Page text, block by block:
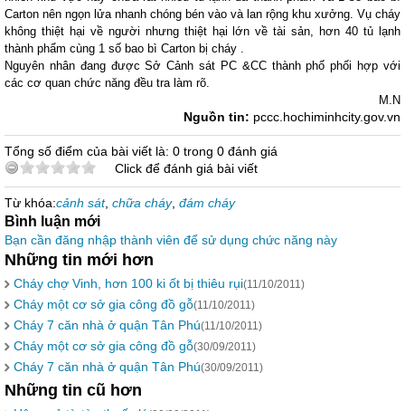
Carton nên ngọn lửa nhanh chóng bén vào và lan rộng khu xưởng. Vụ cháy
không thiệt hại về người nhưng thiệt hại lớn về tài sản, hơn 40 tủ lạnh
thành phẩm cùng 1 số bao bì Carton bị cháy .
Nguyên nhân đang được Sở Cảnh sát PC &CC thành phố phối hợp với
các cơ quan chức năng đều tra làm rõ.
M.N
Nguồn tin: pccc.hochiminhcity.gov.vn
Tổng số điểm của bài viết là: 0 trong 0 đánh giá
Click để đánh giá bài viết
Từ khóa:cảnh sát, chữa cháy, đám cháy
Bình luận mới
Bạn cần đăng nhập thành viên để sử dụng chức năng này
Những tin mới hơn
Cháy chợ Vinh, hơn 100 ki ốt bị thiêu rụi(11/10/2011)
Cháy một cơ sở gia công đồ gỗ(11/10/2011)
Cháy 7 căn nhà ở quận Tân Phú(11/10/2011)
Cháy một cơ sở gia công đồ gỗ(30/09/2011)
Cháy 7 căn nhà ở quận Tân Phú(30/09/2011)
Những tin cũ hơn